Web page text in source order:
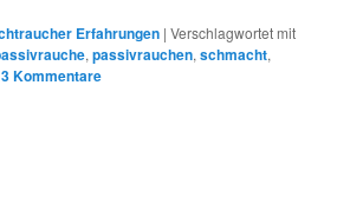
Erfahrungen |Verschlagwortet mit
,passivrauchen,schmacht,
3Kommentare